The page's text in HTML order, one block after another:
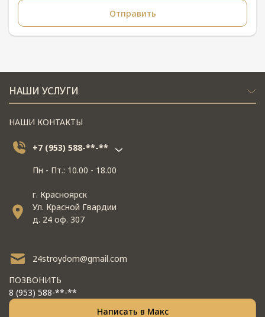
НАШИ УСЛУГИ
НАШИ КОНТАКТЫ
+7 (953) 588-**-**
Пн - Пт.: 10.00 - 18.00
г. Красноярск
Ул. Красной Гвардии
д. 24 оф. 307
24stroydom@gmail.com
ПОЗВОНИТЬ
8 (953) 588-**-**
Написать в Макс